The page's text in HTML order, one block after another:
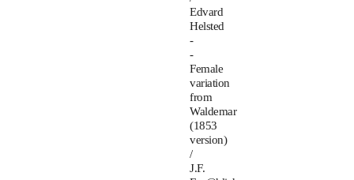
Edvard
Helsted
-
-
Female
variation
from
Waldemar
(1853
version)
/
J.F.